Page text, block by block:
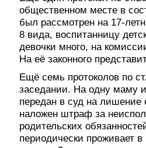
общественном месте в
был рассмотрен на 17-
8 вида, воспитанницу
девочки много, на
На её законного
Ещё семь протоколов по
заседании. На одну маму
передан в суд на лишение
наложен штраф за
родительских
периодически проживает